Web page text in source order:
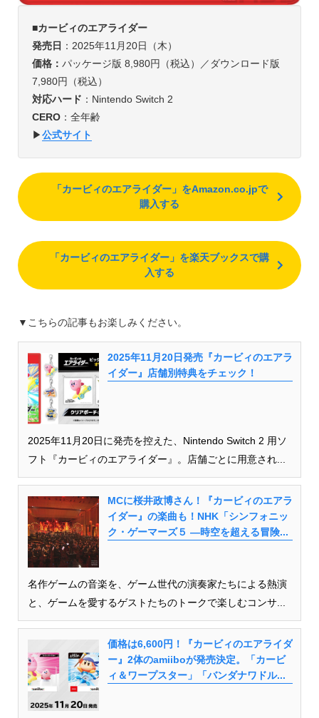
■カービィのエアライダー
発売日 ：2025年11月20日（木）
価格： パッケージ版 8,980円（税込）／ダウンロード版
7,980円（税込）
対応ハード ：Nintendo Switch 2
CERO：全年齢
▶︎公式サイト
「カービィのエアライダー」をAmazon.co.jpで
購入する
「カービィのエアライダー」を楽天ブックスで購
入する
▼こちらの記事もお楽しみください。
2025年11月20日発売『カービィのエアラ
イダー』店舗別特典をチェック！
2025年11月20日に発売を控えた、Nintendo Switch 2 用ソ
フト『カービィのエアライダー』。店舗ごとに用意され...
MCに桜井政博さん！『カービィのエアラ
イダー』の楽曲も！NHK「シンフォニッ
ク・ゲーマーズ５ ―時空を超える冒険...
名作ゲームの音楽を、ゲーム世代の演奏家たちによる熱演
と、ゲームを愛するゲストたちのトークで楽しむコンサ...
価格は6,600円！『カービィのエアライダ
ー』2体のamiiboが発売決定。「カービ
ィ＆ワープスター」「バンダナワドル...